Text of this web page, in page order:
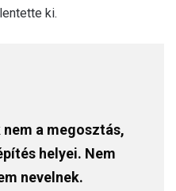
ki.
a megosztás,
helyei. Nem
nevelnek.